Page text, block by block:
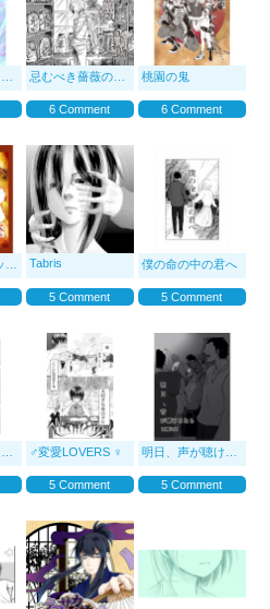
リ、イルカ
忌むべき薔薇の賛歌
6 Comment
桃園の鬼
6 Comment
の楽器屋さん
Tabris
5 Comment
僕の命の中の君へ
5 Comment
ソディー
♂️変愛LOVERS ♀️
5 Comment
明日、声が聴けるなら
5 Comment